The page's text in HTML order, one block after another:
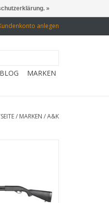
anlegen
BLOG MARKEN
/ MARKEN /A&K
»